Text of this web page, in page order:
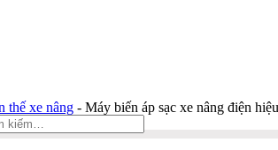
thế xe nâng - Máy biến áp sạc xe nâng điện